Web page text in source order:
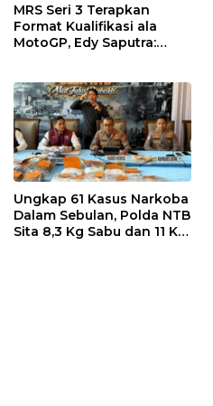
MRS Seri 3 Terapkan
Format Kualifikasi ala
MotoGP, Edy Saputra:
Ungkap 61 Kasus Narkoba
Dalam Sebulan, Polda NTB
Sita 8,3 Kg Sabu dan 11 Kg